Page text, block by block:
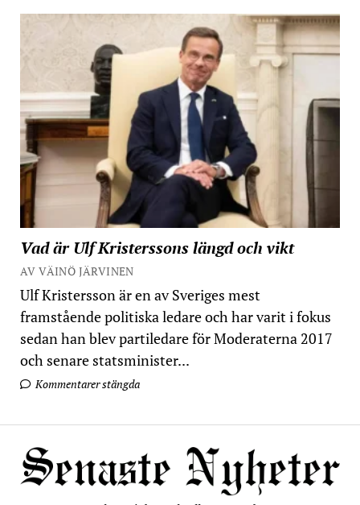
Vad är Ulf Kristerssons längd och vikt
AV VÄINÖ JÄRVINEN
Ulf Kristersson är en av Sveriges mest
framstående politiska ledare och har varit i fokus
sedan han blev partiledare för Moderaterna 2017
och senare statsminister...
Kommentarer stängda